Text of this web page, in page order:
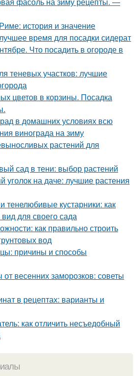
история и значение
время для посадки сидерат
Что посадить в огороде в
теневых участков: лучшие
цветов в корзины. Посадка
в домашних условиях всю
винограда на зиму
растений для
сад в тени: выбор растений
уголок на даче: лучшие растения
тенелюбивые кустарники: как
для своего сада
как правильно строить
вод
причины и способы
от весенних заморозков: советы
в рецептах: варианты и
как отличить несъедобный